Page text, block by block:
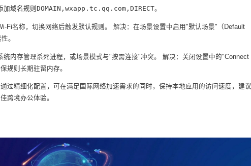
加域名规则 DOMAIN,wxapp.tc.qq.com,DIRECT。
Fi名称，切换网络后触发默认规则。 解决：在场景设置中启用"默认场景"（Default
。
内存管理杀死进程，或场景模式与"按需连接"冲突。 解决：关闭设置中的"Connect
规则长期驻留内存。
过精细化配置，可在满足国际网络加速需求的同时，保持本地应用的访问速度，建议
跨境办公体验。